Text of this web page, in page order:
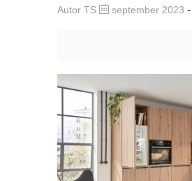
Autor TS september 2023 -